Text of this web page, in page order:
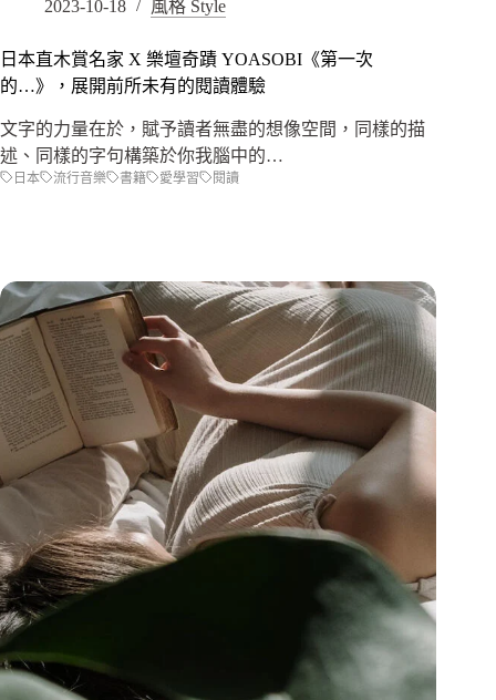
2023-10-18 風格 Style
日本直木賞名家 X 樂壇奇蹟 YOASOBI《第一次
的…》，展開前所未有的閱讀體驗
文字的力量在於，賦予讀者無盡的想像空間，同樣的描
述、同樣的字句構築於你我腦中的…
日本 流行音樂 書籍 愛學習 閱讀